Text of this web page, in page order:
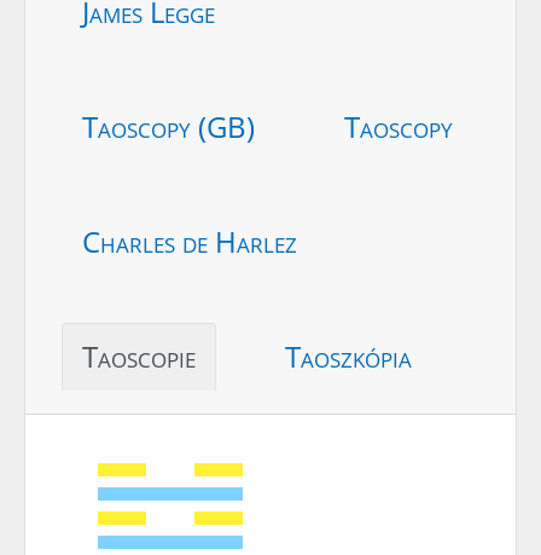
James Legge
Taoscopy (GB) Taoscopy
Charles de Harlez
Taoscopie Taoszkópia